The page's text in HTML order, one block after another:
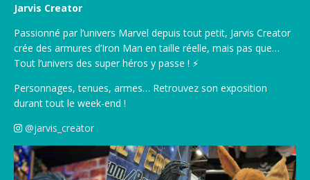
Jarvis Creator
Passionné par l’univers Marvel depuis tout petit, Jarvis Creator
crée des armures d’Iron Man en taille réelle, mais pas que…
Tout l’univers des super héros y passe ! ⚡
Personnages, tenues, armes… Retrouvez son exposition
durant tout le week-end !
@jarvis_creator